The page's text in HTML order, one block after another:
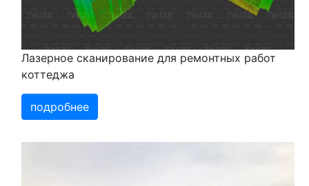
Лазерное сканирование для ремонтных работ
коттеджа
подробнее